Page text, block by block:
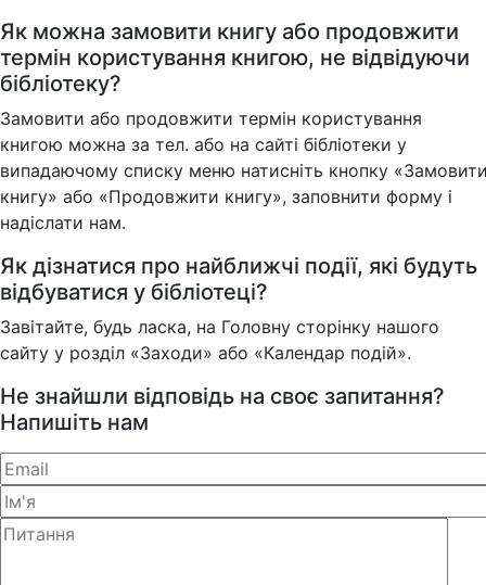
Як можна замовити книгу або продовжити
термін користування книгою, не відвідуючи
бібліотеку?
Замовити або продовжити термін користування
книгою можна за тел. або на сайті бібліотеки у
випадаючому списку меню натисніть кнопку
книгу» або «Продовжити книгу», заповнити форму і
надіслати нам.
Як дізнатися про найближчі події, які будуть
відбуватися у бібліотеці?
Завітайте, будь ласка, на Головну сторінку нашого
сайту у розділ «Заходи» або «Календар подій».
Не знайшли відповідь на своє запитання?
Напишіть нам